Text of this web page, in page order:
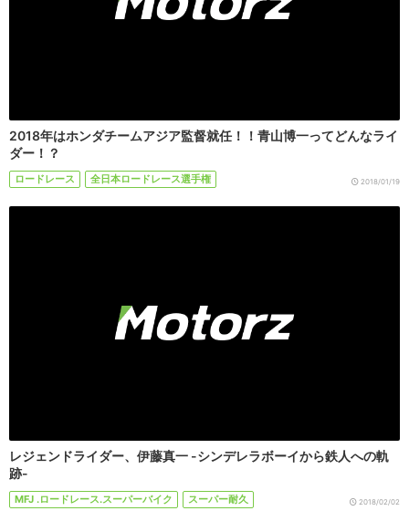
2018年はホンダチームアジア監督就任！！青山博一ってどんなライ
ダー！？
ロードレース 全日本ロードレース選手権 2018/01/19
レジェンドライダー、伊藤真一 -シンデレラボーイから鉄人への軌
跡-
MFJ .ロードレース.スーパーバイク スーパー耐久 2018/02/02